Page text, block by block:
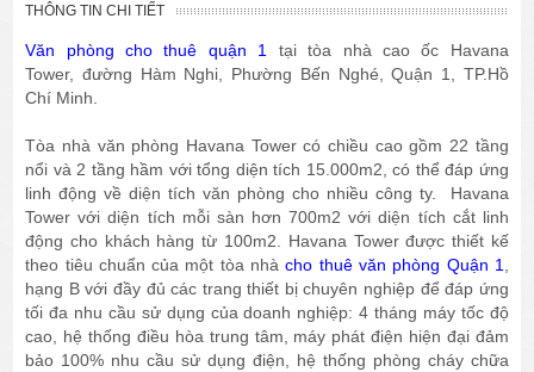
THÔNG TIN CHI TIẾT
Văn phòng cho thuê quận 1
tại tòa nhà cao ốc Havana
Tower, đường Hàm Nghi, Phường Bến Nghé, Quận 1, TP.Hồ
Chí Minh.
Tòa nhà văn phòng Havana Tower có chiều cao gồm 22 tầng
nổi và 2 tầng hầm với tổng diện tích 15.000m2, có thể đáp ứng
linh động về diện tích văn phòng cho nhiều công ty. Havana
Tower với diện tích mỗi sàn hơn 700m2 với diện tích cắt linh
động cho khách hàng từ 100m2. Havana Tower được thiết kế
theo tiêu chuẩn của một tòa nhàcho thuê văn phòng Quận 1
hạng B với đầy đủ các trang thiết bị chuyên nghiệp để đáp ứng
tối đa nhu cầu sử dụng của doanh nghiệp: 4 tháng máy tốc độ
cao, hệ thống điều hòa trung tâm, máy phát điện hiện đại đảm
bảo 100% nhu cầu sử dụng điện, hệ thống phòng cháy chữa